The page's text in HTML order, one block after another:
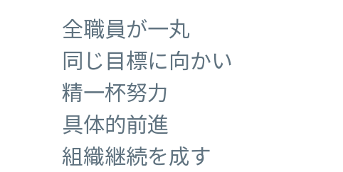
全職員が一丸
同じ目標に向かい
精一杯努力
具体的前進
組織継続を成す